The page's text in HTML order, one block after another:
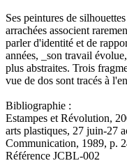
Ses peintures de
arrachées associent
parler d'identité et de
années, _son travail
plus abstraites. Trois
vue de dos sont tracés à
Bibliographie :
Estampes et Révolution,
arts plastiques, 27 juin-27
Communication, 1989, p.
Référence JCBL-002